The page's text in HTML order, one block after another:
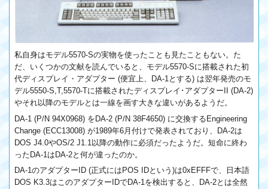
私自身はモデル5570-Sの実物を使ったことも見たこともない。た
だ、いくつかの文献を読んでいると、モデル5570-Sに搭載された初
代ディスプレイ・アダプター (便宜上、DA-1とする) は翌年発売のモ
デル5550-S,T,5570-Tに搭載されたディスプレイ･アダプターII (DA-2)
やそれ以降のモデルとは一線を画す大きな違いがあるようだ。
DA-1 (P/N 94X0968) をDA-2 (P/N 38F4650) に交換するEngineering
Change (ECC13008) が1989年6月付けで発表されており、DA-2は
DOS J4.0やOS/2 J1.1以降の動作に必須だったようだ。短命に終わ
ったDA-1はDA-2と何が違ったのか。
DA-1のアダプターID (正式にはPOS IDという)は0xEFFFで、日本語
DOS K3.3はこのアダプターIDでDA-1を検出すると、DA-2とは全然